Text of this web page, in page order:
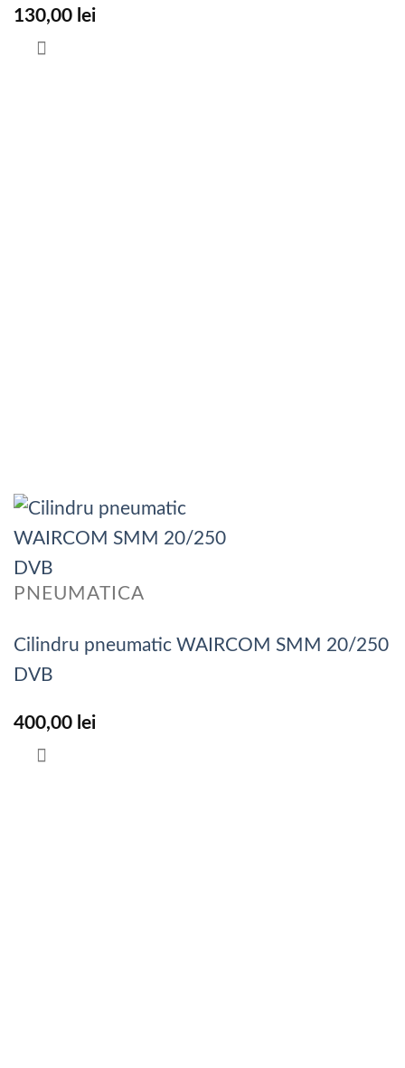
130,00 lei
PNEUMATICA
Cilindru pneumatic WAIRCOM SMM 20/250
DVB
400,00 lei